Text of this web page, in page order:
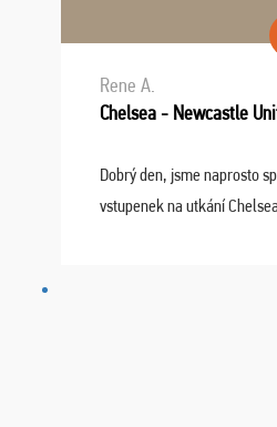
Rene A.
Chelsea - Newcastle
Dobrý den, jsme naprosto
vstupenek na utkání